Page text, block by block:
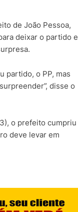
de João Pessoa,
deixar o partido e
partido, o PP, mas
disse o
o prefeito cumpriu
deve levar em